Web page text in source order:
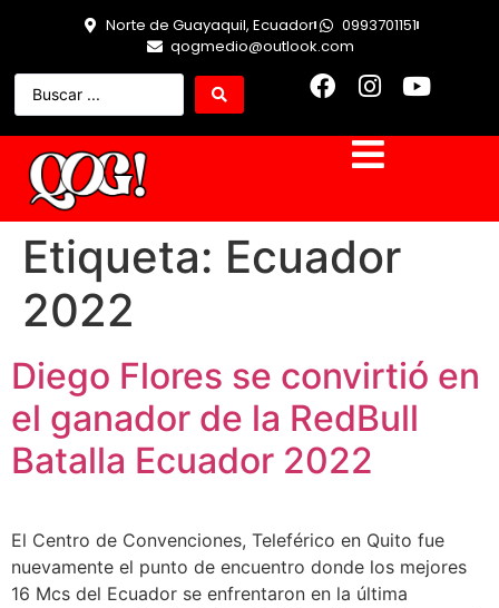
Norte de Guayaquil, Ecuador
0993701151
qogmedio@outlook.com
Etiqueta: Ecuador
2022
Diego Flores se convirtió en
el ganador de la RedBull
Batalla Ecuador 2022
El Centro de Convenciones, Teleférico en Quito fue
nuevamente el punto de encuentro donde los mejores
16 Mcs del Ecuador se enfrentaron en la última